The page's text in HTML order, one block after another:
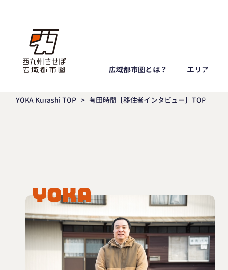
広域都市圏とは？ エリア
YOKA Kurashi TOP > 有田時間［移住者インタビュー］TOP